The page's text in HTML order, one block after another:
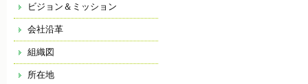
ビジョン＆ミッション
会社沿革
組織図
所在地